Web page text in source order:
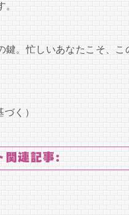
鍵。忙しいあなたこそ、
く）
関連記事: